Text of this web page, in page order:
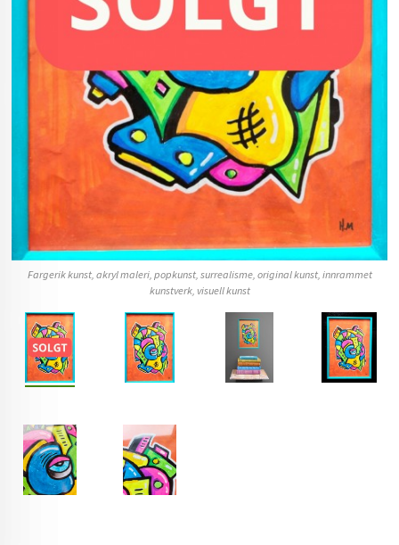
Fargerik kunst, akryl maleri, popkunst, surrealisme, original kunst, innrammet
kunstverk, visuell kunst